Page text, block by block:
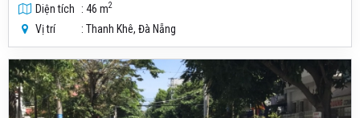
Diện tích
: 46 m2
Vị trí : Thanh Khê, Đà Nẵng